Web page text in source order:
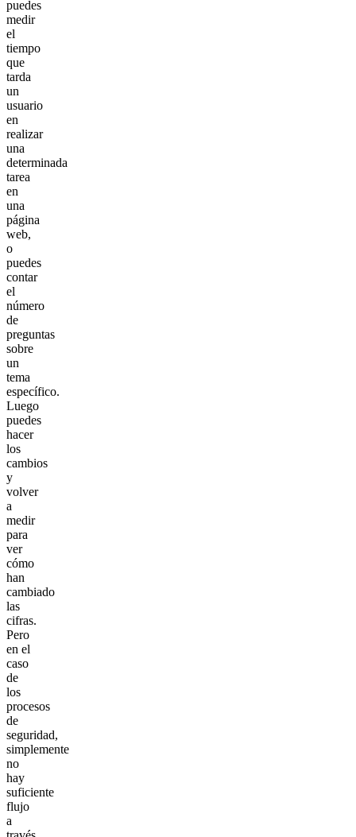
puedes
medir
el
tiempo
que
tarda
un
usuario
en
realizar
una
determinada
tarea
en
una
página
web,
o
puedes
contar
el
número
de
preguntas
sobre
un
tema
específico.
Luego
puedes
hacer
los
cambios
y
volver
a
medir
para
ver
cómo
han
cambiado
las
cifras.
Pero
en el
caso
de
los
procesos
de
seguridad,
simplemente
no
hay
suficiente
flujo
a